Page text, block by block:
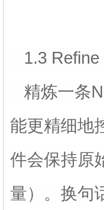
1.3 Refine
精炼一条
能更精细地
件会保持原
量）。换句